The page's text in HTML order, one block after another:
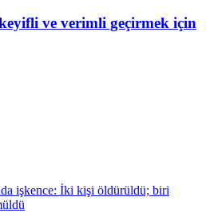
ve verimli geçirmek için